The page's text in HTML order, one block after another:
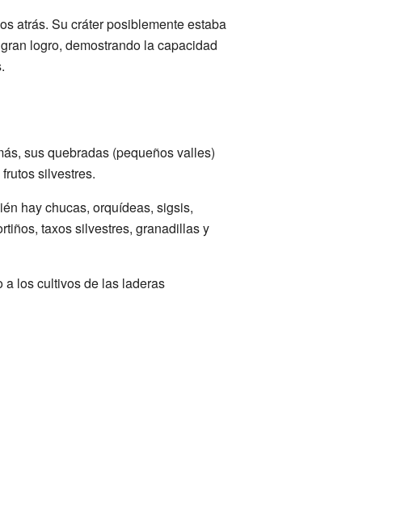
atrás. Su cráter posiblemente estaba
logro, demostrando la capacidad
sus quebradas (pequeños valles)
silvestres.
hay chucas, orquídeas, sigsis,
taxos silvestres, granadillas y
a los cultivos de las laderas